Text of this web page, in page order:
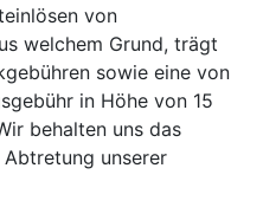
von
welchem Grund, trägt
sowie eine von
in Höhe von 15
behalten uns das
unserer